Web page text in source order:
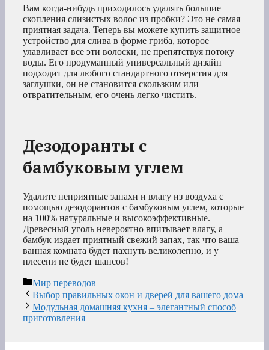
Вам когда-нибудь приходилось удалять большие
скопления слизистых волос из пробки? Это не самая
приятная задача. Теперь вы можете купить защитное
устройство для слива в форме гриба, которое
улавливает все эти волоски, не препятствуя потоку
воды. Его продуманный универсальный дизайн
подходит для любого стандартного отверстия для
заглушки, он не становится скользким или
отвратительным, его очень легко чистить.
Дезодоранты с
бамбуковым углем
Удалите неприятные запахи и влагу из воздуха с
помощью дезодорантов с бамбуковым углем, которые
на 100% натуральные и высокоэффективные.
Древесный уголь невероятно впитывает влагу, а
бамбук издает приятный свежий запах, так что ваша
ванная комната будет пахнуть великолепно, и у
плесени не будет шансов!
Рубрики
Мир переводов
Выбор правильных окон и дверей для вашего дома
Модульная домашняя кухня – элегантный способ
приготовления